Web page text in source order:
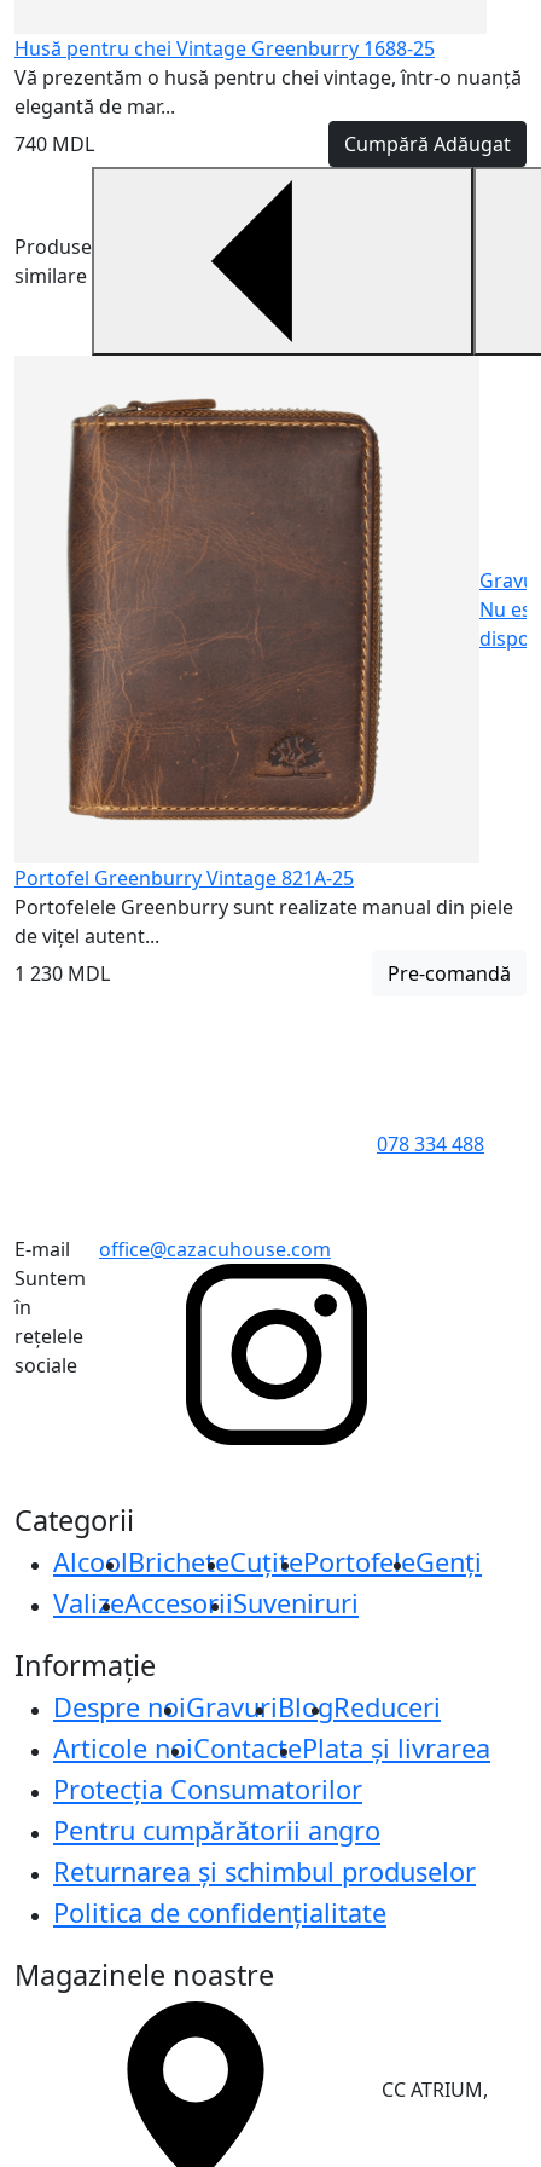
Husă pentru chei Vintage Greenburry 1688-25
Vă prezentăm o husă pentru chei vintage, într-o nuanță
elegantă de mar...
740 MDL
Cumpără Adăugat
Produse
similare
Nu
Portofel Greenburry Vintage 821A-25
Portofelele Greenburry sunt realizate manual din piele
de vițel autent...
1 230 MDL
Pre-comandă
078 334 488
E-mail
office@cazacuhouse.com
Suntem
în
rețelele
sociale
Categorii
AlcoolBricheteCuțitePortofeleGenți
ValizeAccesoriiSuveniruri
Informație
Despre noiGravuriBlogReduceri
Articole noiContactePlata și livrarea
Protecţia Consumatorilor
Pentru cumpărătorii angro
Returnarea și schimbul produselor
Politica de confidențialitate
Magazinele noastre
CC ATRIUM,